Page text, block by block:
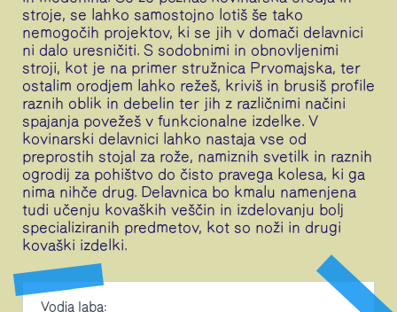
stroje, se lahko samostojno lotiš še tako
nemogočih projektov, ki se jih v domači delavnici
ni dalo uresničiti. S sodobnimi in obnovljenimi
stroji, kot je na primer stružnica Prvomajska, ter
ostalim orodjem lahko režeš, kriviš in brusiš profile
raznih oblik in debelin ter jih z različnimi načini
spajanja povežeš v funkcionalne izdelke. V
kovinarski delavnici lahko nastaja vse od
preprostih stojal za rože, namiznih svetilk in raznih
ogrodij za pohištvo do čisto pravega kolesa, ki ga
nima nihče drug. Delavnica bo kmalu namenjena
tudi učenju kovaških veščin in izdelovanju bolj
specializiranih predmetov, kot so noži in drugi
kovaški izdelki.
Vodja laba: